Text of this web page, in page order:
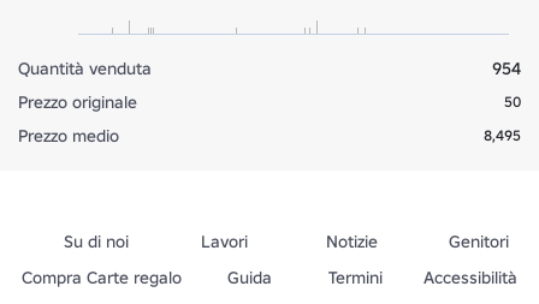
Quantità venduta
954
Prezzo originale
50
Prezzo medio 8,495
Su di noi Lavori Notizie
Genitori
Compra Carte regalo
Guida Termini
Accessibilità